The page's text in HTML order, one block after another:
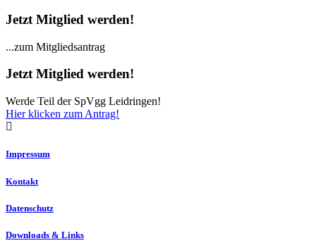
Jetzt Mitglied werden!
...zum Mitgliedsantrag
Jetzt Mitglied werden!
Werde Teil der SpVgg Leidringen!
Hier klicken zum Antrag!
Impressum
Kontakt
Datenschutz
Downloads & Links